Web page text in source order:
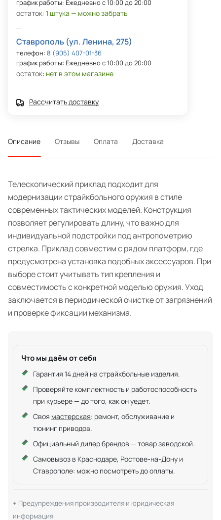
график работы: Ежедневно с 10:00 до 20:00
остаток: 1 штука — можно забрать
Ставрополь (ул. Ленина, 275)
телефон: 8 (905) 407-01-36
график работы: Ежедневно с 10:00 до 20:00
остаток: нет в этом магазине
Рассчитать доставку
Описание Отзывы Оплата Доставка
Телескопический приклад подходит для
модернизации страйкбольного оружия в стиле
современных тактических моделей. Конструкция
позволяет регулировать длину, что важно для
индивидуальной подстройки под антропометрию
стрелка. Приклад совместим с рядом платформ, где
предусмотрена установка подобных аксессуаров. При
выборе стоит учитывать тип крепления и
совместимость с конкретной моделью оружия. Уход
заключается в периодической очистке от загрязнений
и проверке фиксации механизма.
Что мы даём от себя
Гарантия 14 дней на страйкбольные изделия.
Проверяйте комплектность и работоспособность
при курьере — до того, как он уедет.
Своя мастерская: ремонт, обслуживание и
тюнинг приводов.
Официальный дилер брендов — товар заводской.
Самовывоз в Краснодаре, Ростове-на-Дону и
Ставрополе: можно посмотреть до оплаты.
Предупреждения производителя и юридическая
информация